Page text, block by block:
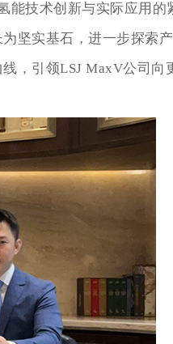
能技术创新与实际应用的
坚实基石，进一步探索
，引领LSJ MaxV公司向